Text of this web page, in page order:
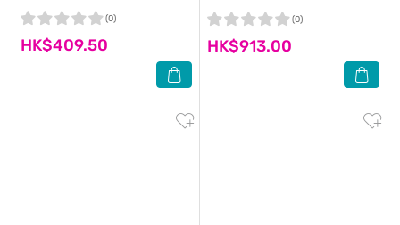
HK$409.50
(0)
HK$913.00
(0)